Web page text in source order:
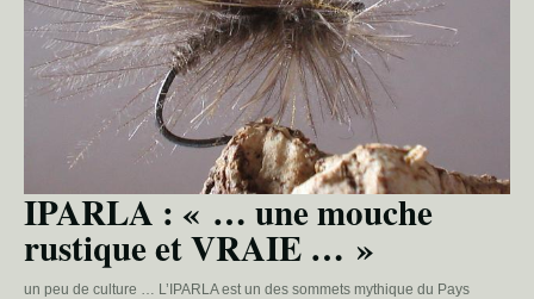
IPARLA : « … une mouche
rustique et VRAIE … »
un peu de culture … L’IPARLA est un des sommets mythique du Pays